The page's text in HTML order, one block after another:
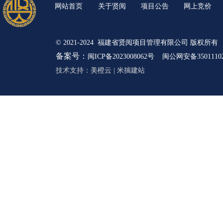
© 2021-2024 福建省贤阅项目管理有限公司 版权所有
备案号： 闽ICP备2023008062号
闽公网安备
技术支持： 美橙云 米揣建站
网站首页 关于贤阅 项目公告 网上竞价